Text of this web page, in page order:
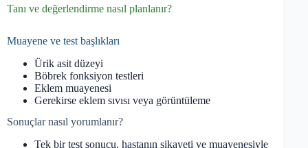
Tanı ve değerlendirme nasıl planlanır?
Muayene ve test başlıkları
Ürik asit düzeyi
Böbrek fonksiyon testleri
Eklem muayenesi
Gerekirse eklem sıvısı veya görüntüleme
Sonuçlar nasıl yorumlanır?
Tek bir test sonucu, hastanın şikayeti ve muayenesiyle